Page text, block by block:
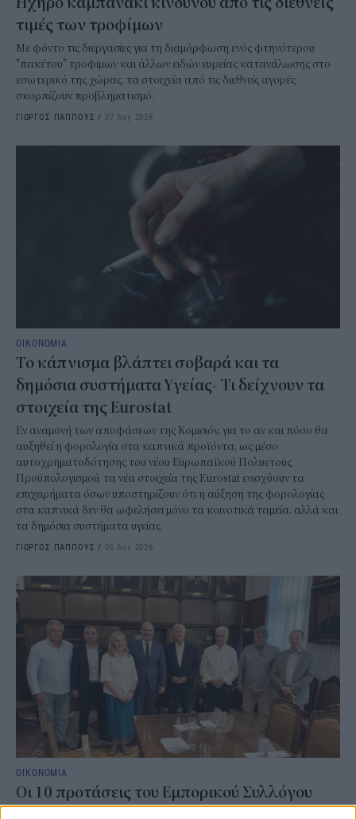
τιμές των τροφίμων
Με φόντο τις διεργασίες για τη διαμόρφωση ενός φτηνότερου
"πακέτου" τροφίμων και άλλων ειδών ευρείας κατανάλωσης στο
εσωτερικό της χώρας, τα στοιχεία από τις διεθνείς αγορές
σκορπίζουν προβληματισμό.
ΓΙΩΡΓΟΣ ΠΑΠΠΟΥΣ / 07 Αυγ 2026
ΟΙΚΟΝΟΜΙΑ
Το κάπνισμα βλάπτει σοβαρά και τα
δημόσια συστήματα Υγείας- Τι δείχνουν τα
στοιχεία της Eurostat
Εν αναμονή των αποφάσεων της Κομισιόν, για το αν και πόσο θα
αυξηθεί η φορολογία στα καπνικά προϊόντα, ως μέσο
αυτοχρηματοδότησης του νέου Ευρωπαϊκού Πολυετούς
Προϋπολογισμού, τα νέα στοιχεία της Eurostat ενισχύουν τα
επιχειρήματα όσων υποστηρίζουν ότι η αύξηση της φορολογίας
στα καπνικά δεν θα ωφελήσει μόνο τα κοινοτικά ταμεία, αλλά και
τα δημόσια συστήματα υγείας.
ΓΙΩΡΓΟΣ ΠΑΠΠΟΥΣ / 06 Αυγ 2026
ΟΙΚΟΝΟΜΙΑ
Οι 10 προτάσεις του Εμπορικού Συλλόγου